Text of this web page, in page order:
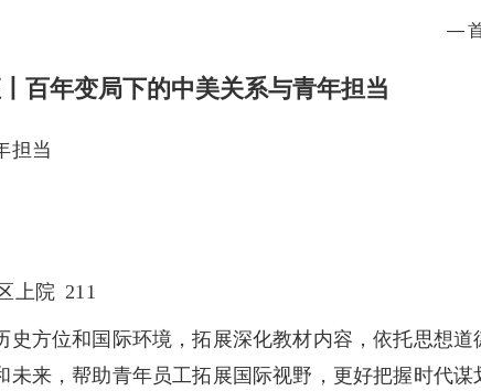
—
百年变局下的中美关系与青年担当
担当
上院 211
方位和国际环境，拓展深化教材内容，依托思想道
来，帮助青年员工拓展国际视野，更好把握时代谋